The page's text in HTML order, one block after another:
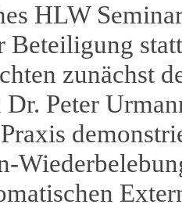
HLW
Beteiligung
zunächst
Peter